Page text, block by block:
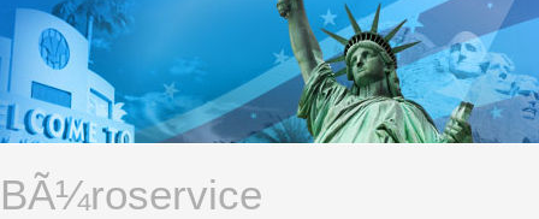
BÃ¼roservice